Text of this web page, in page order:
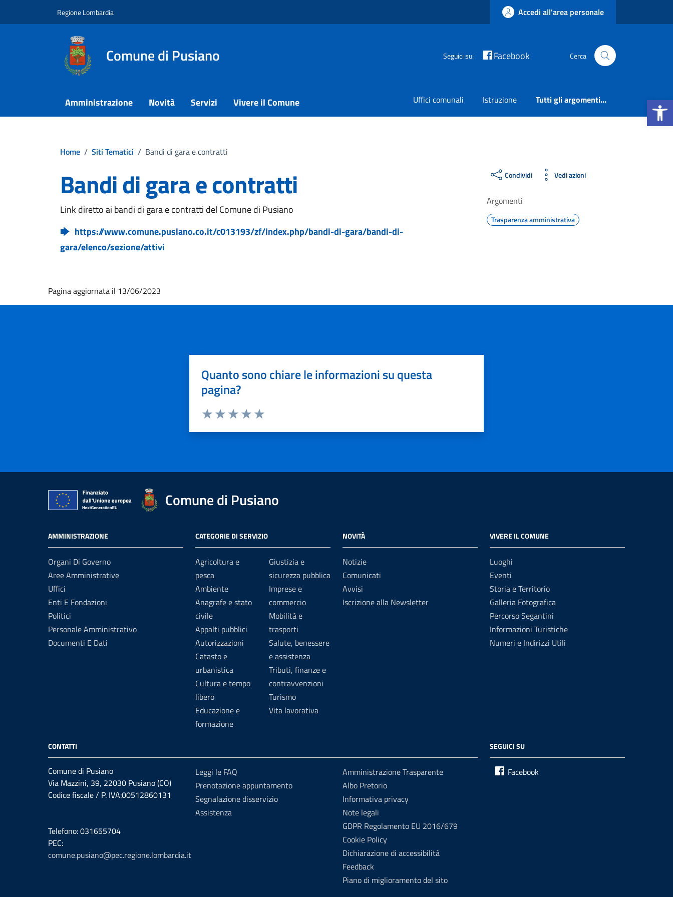
Regione Lombardia Accedi all'area personale
Comune di Pusiano Seguici su: Facebook Cerca
Amministrazione Novità Servizi Vivere il Comune Uffici comunali Istruzione Tutti gli argomenti...
Home / Siti Tematici / Bandi di gara e contratti
Bandi di gara e contratti
Link diretto ai bandi di gara e contratti del Comune di Pusiano
https://www.comune.pusiano.co.it/c013193/zf/index.php/bandi-di-gara/bandi-di-
gara/elenco/sezione/attivi
Condividi Vedi azioni
Argomenti
Trasparenza amministrativa
Pagina aggiornata il 13/06/2023
Quanto sono chiare le informazioni su questa
pagina?
Comune di Pusiano
AMMINISTRAZIONE
Organi Di Governo
Aree Amministrative
Uffici
Enti E Fondazioni
Politici
Personale Amministrativo
Documenti E Dati
CATEGORIE DI SERVIZIO
Agricoltura e
pesca
Ambiente
Anagrafe e stato
civile
Appalti pubblici
Autorizzazioni
Catasto e
urbanistica
Cultura e tempo
libero
Educazione e
formazione
Giustizia e
sicurezza pubblica
Imprese e
commercio
Mobilità e
trasporti
Salute, benessere
e assistenza
Tributi, finanze e
contravvenzioni
Turismo
Vita lavorativa
NOVITÀ
Notizie
Comunicati
Avvisi
Iscrizione alla Newsletter
VIVERE IL COMUNE
Luoghi
Eventi
Storia e Territorio
Galleria Fotografica
Percorso Segantini
Informazioni Turistiche
Numeri e Indirizzi Utili
CONTATTI
Comune di Pusiano
Via Mazzini, 39, 22030 Pusiano (CO)
Codice fiscale / P. IVA:00512860131
Telefono: 031655704
PEC:
comune.pusiano@pec.regione.lombardia.it
Leggi le FAQ
Prenotazione appuntamento
Segnalazione disservizio
Assistenza
Amministrazione Trasparente
Albo Pretorio
Informativa privacy
Note legali
GDPR Regolamento EU 2016/679
Cookie Policy
Dichiarazione di accessibilità
Feedback
Piano di miglioramento del sito
SEGUICI SU
Facebook
Apri la